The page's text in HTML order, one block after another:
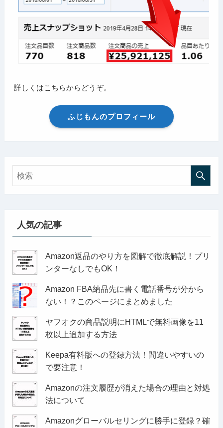
詳しくはこちらからどうぞ。
ふじもんのプロフィール
人気の記事
Amazon返品のやり方を図解で徹底解説！プリ
ンターなしでもOK！
Amazon FBA納品先に書く電話番号が分から
ない！？このページにまとめました
ヤフオクの商品説明にHTMLで無料画像を11
枚以上追加する方法
Keepa有料版への登録方法！間違いやすいの
で要注意！
Amazonの注文履歴が消えた場合の理由と対処
法について
Amazonグローバルセリングに勝手に登録？確